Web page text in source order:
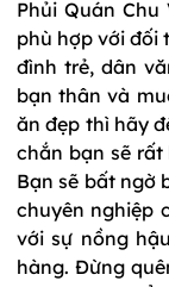
Phủi Quán
phù hợp với đối
đình trẻ, dân
bạn thân và
ăn đẹp thì hãy
chắn bạn sẽ
Bạn sẽ bất ngờ
chuyên nghiệp
với sự nồng
hàng. Đừng